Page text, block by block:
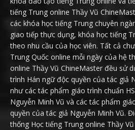
tiếng Trung online Thầy Vũ
các khóa học tiếng Trung chuyên
giao tiếp thực dụng, khóa học tiếng
theo nhu cầu của học viên. Tất cả
Trung Quốc online mỗi ngày của hệ
online Thầy Vũ ChineMaster đều sử
trình Hán ngữ độc quyền của tác giả
như các tác phẩm giáo trình chuẩn
Nguyễn Minh Vũ và các tác phẩm
quyền của tác giả Nguyễn Minh Vũ.
thống Học tiếng Trung online Thầy